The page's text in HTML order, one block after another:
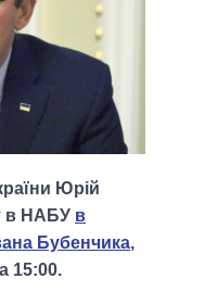
Юрій
в НАБУ в
Бубенчика,
15:00.